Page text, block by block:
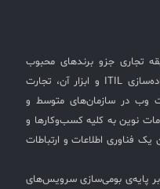
بیش از 10 سال سابقه تجاری جزو برندهای محبوب
فناوری اطلاعات و ارتباطات در حوزه پیاده‌سازی ITIL و ابزار آن، تجارت
وب در سازمان‌های متوسط و
نوین به کلیه کسب‌وکارها و
فناوری اطلاعات و ارتباطات
پایه‌ی بومی‌سازی سرویس‌های